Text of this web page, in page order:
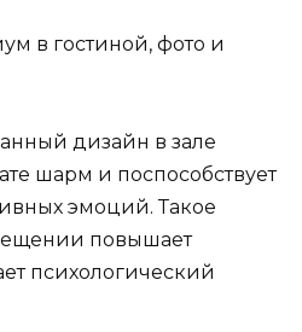
в гостиной, фото и
дизайн в зале
шарм и поспособствует
эмоций. Такое
повышает
психологический